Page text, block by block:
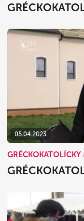
05.04.2023
GRÉCKOKATOLÍCKY